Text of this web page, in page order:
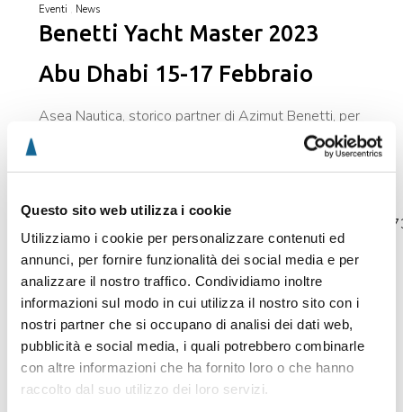
Questo sito web utilizza i cookie
Utilizziamo i cookie per personalizzare contenuti ed
annunci, per fornire funzionalità dei social media e per
analizzare il nostro traffico. Condividiamo inoltre
informazioni sul modo in cui utilizza il nostro sito con i
nostri partner che si occupano di analisi dei dati web,
pubblicità e social media, i quali potrebbero combinarle
con altre informazioni che ha fornito loro o che hanno
raccolto dal suo utilizzo dei loro servizi.
Eventi
News
Benetti Yacht Master 2023
Abu Dhabi 15-17 Febbraio
Asea Nautica, storico partner di Azimut Benetti, per
il secondo anno sarà presente al BYM come
sponsor.
https://www.linkedin.com/feed/update/
CERCA